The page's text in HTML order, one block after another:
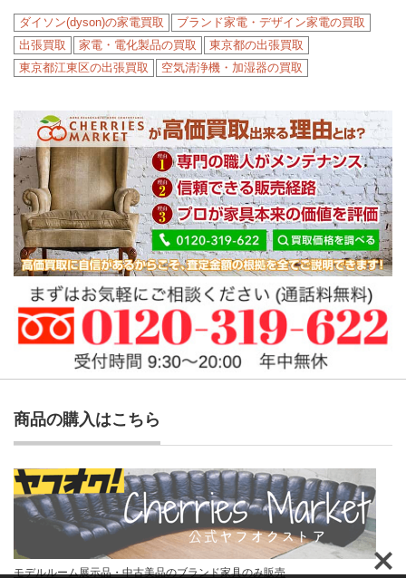
ダイソン(dyson)の家電買取
ブランド家電・デザイン家電の買取
出張買取
家電・電化製品の買取
東京都の出張買取
東京都江東区の出張買取
空気清浄機・加湿器の買取
商品の購入はこちら
モデルルーム展示品・中古美品のブランド家具のみ販売